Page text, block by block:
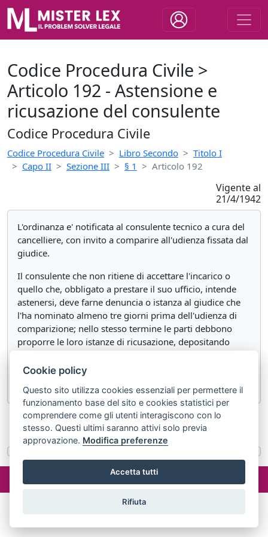
Codice Procedura Civile >
Articolo 192 - Astensione e
ricusazione del consulente
Codice Procedura Civile
Codice Procedura Civile Libro Secondo
Titolo I
Capo II
Sezione III § 1 Articolo 192
Vigente al
21/4/1942
L'ordinanza e' notificata al consulente tecnico a cura del
cancelliere, con invito a comparire all'udienza fissata dal
giudice.
Il consulente che non ritiene di accettare l'incarico o
quello che, obbligato a prestare il suo ufficio, intende
astenersi, deve farne denuncia o istanza al giudice che
l'ha nominato almeno tre giorni prima dell'udienza di
comparizione; nello stesso termine le parti debbono
proporre le loro istanze di ricusazione, depositando
Questi provvede con ordinanza non impugnabile.
«Articolo 191 Articolo 193»
redazione@misterlex.it
02029690472
Cookie policy
Questo sito utilizza cookies essenziali per permettere il
funzionamento base del sito e cookies statistici per
comprendere come gli utenti interagiscono con lo
stesso. Questi ultimi saranno attivi solo previa
approvazione. Modifica preferenze
Accetta tutti
Rifiuta